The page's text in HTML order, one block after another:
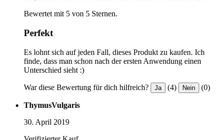
Bewertet mit 5 von 5 Sternen.
Perfekt
Es lohnt sich auf jeden Fall, dieses Produkt zu kaufen. Ich
finde, dass man schon nach der ersten Anwendung einen
Unterschied sieht :)
War diese Bewertung für dich hilfreich? Ja (4) Nein (0)
ThymusVulgaris
30. April 2019